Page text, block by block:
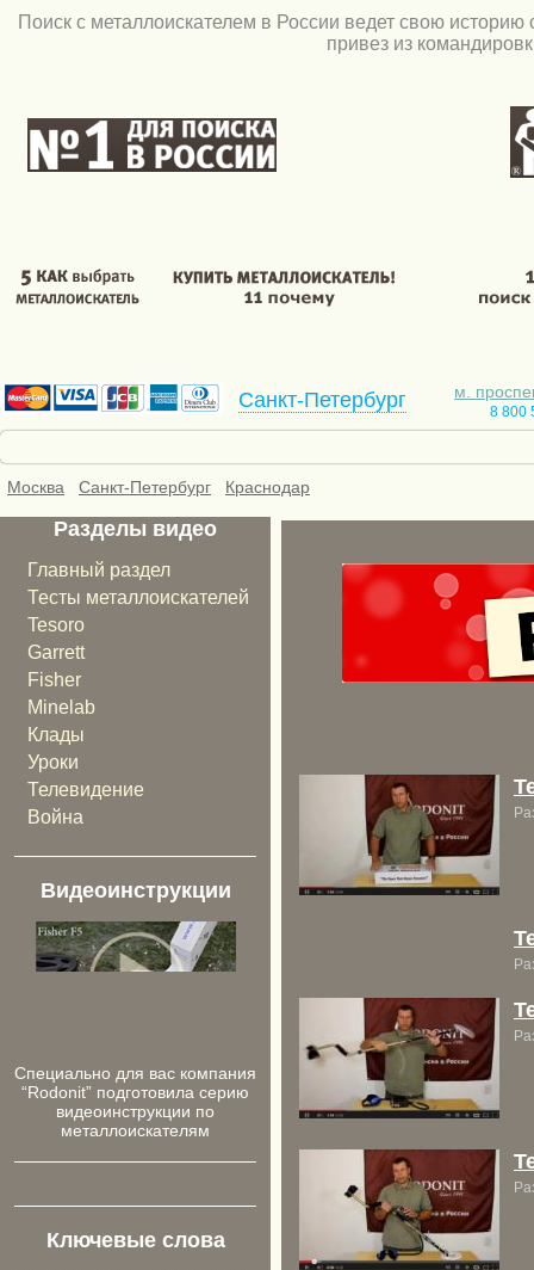
Поиск c металлоискателем в России ведет свою историю
привез из
Санкт-Петербург м.
8 800
Москва Санкт-Петербург Краснодар
Разделы видео
Главный раздел
Тесты металлоискателей
Tesoro
Garrett
Fisher
Minelab
Клады
Уроки
Телевидение
Война
Видеоинструкции
Cпециально для ваc компания
“Rodonit” подготовила серию
видеоинструкции по
металлоискателям
Ключевые слова